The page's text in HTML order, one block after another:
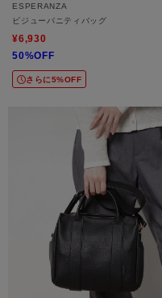
ESPERANZA
ビジューバニティバッグ
¥6,930
50%OFF
さらに5%OFF